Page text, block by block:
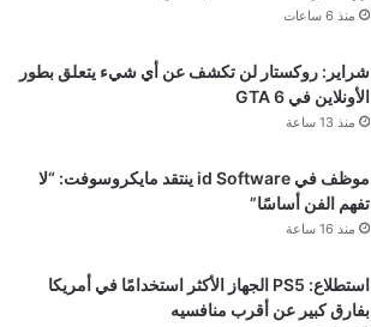
منذ 6 ساعات
شراير: روكستار لن تكشف عن أي شيء يتعلق بطور
الأونلاين في GTA 6
منذ 13 ساعة
موظف في id Software ينتقد مايكروسوفت: “لا
تفهم الفن أساسًا”
منذ 16 ساعة
استطلاع: PS5 الجهاز الأكثر استخدامًا في أمريكا
بفارق كبير عن أقرب منافسيه